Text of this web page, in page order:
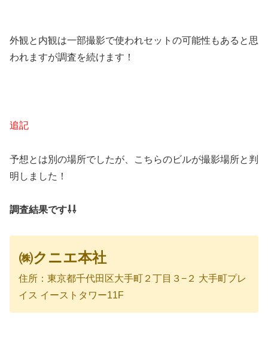
外観と内観は一部撮影で使われセットの可能性もあると思
われますが調査を続けます！
追記
予想とは別の場所でしたが、こちらのビルが撮影場所と判
明しました！
調査結果です⇩⇩
㈱クニエ本社
住所：東京都千代田区大手町２丁目３−２ 大手町プレ
イス イーストタワー11F